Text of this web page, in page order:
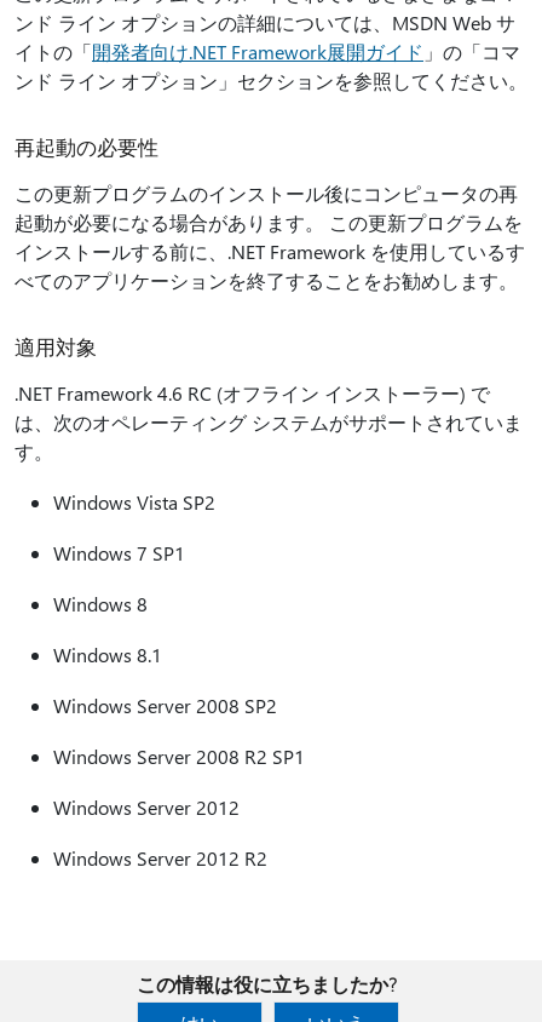
ンド ライン オプションの詳細については、MSDN Web サ
イトの「開発者向け.NET Framework展開ガイド 」の「コマ
ンド ライン オプション」セクションを参照してください。
再起動の必要性
この更新プログラムのインストール後にコンピュータの再
起動が必要になる場合があります。 この更新プログラムを
インストールする前に、.NET Framework を使用しているす
べてのアプリケーションを終了することをお勧めします。
適用対象
.NET Framework 4.6 RC (オフライン インストーラー) で
は、次のオペレーティング システムがサポートされていま
す。
Windows Vista SP2
Windows 7 SP1
Windows 8
Windows 8.1
Windows Server 2008 SP2
Windows Server 2008 R2 SP1
Windows Server 2012
Windows Server 2012 R2
この情報は役に立ちましたか?